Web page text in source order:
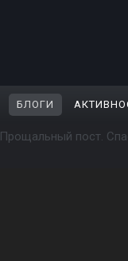
БЛОГИ
Прощальный пост.